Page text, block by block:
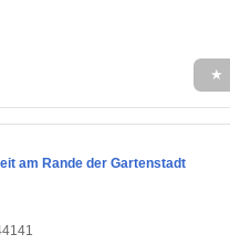
★
am Rande der Gartenstadt